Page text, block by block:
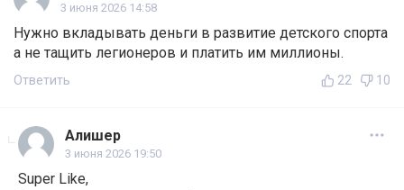
3 июня 2026 14:58
Нужно вкладывать деньги в развитие детского спорта
а не тащить легионеров и платить им миллионы.
Ответить 22 10
Алишер
3 июня 2026 19:50
Super Like,